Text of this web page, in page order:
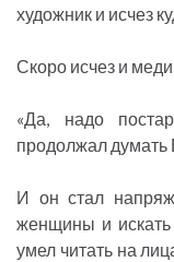
художник и исчез
Скоро исчез и
«Да, надо
продолжал думать
И он стал
женщины и
умел читать на